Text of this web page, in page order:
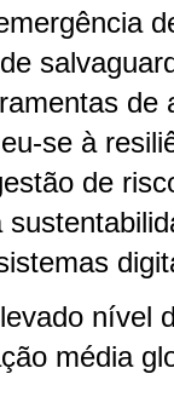
de
se à
de
nível
média